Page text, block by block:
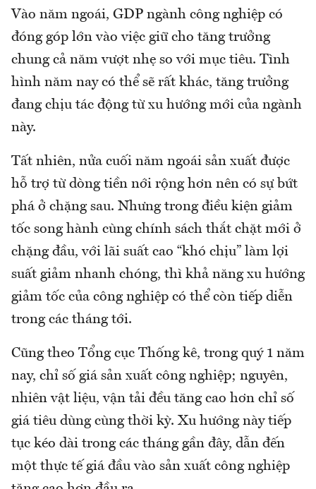
Vào năm ngoái, GDP ngành công nghiệp có
đóng góp lớn vào việc giữ cho tăng trưởng
chung cả năm vượt nhẹ so với mục tiêu. Tình
hình năm nay có thể sẽ rất khác, tăng trưởng
đang chịu tác động từ xu hướng mới của ngành
này.
Tất nhiên, nửa cuối năm ngoái sản xuất được
hỗ trợ từ dòng tiền nới rộng hơn nên có sự bứt
phá ở chặng sau. Nhưng trong điều kiện giảm
tốc song hành cùng chính sách thắt chặt mới ở
chặng đầu, với lãi suất cao “khó chịu” làm lợi
suất giảm nhanh chóng, thì khả năng xu hướng
giảm tốc của công nghiệp có thể còn tiếp diễn
trong các tháng tới.
Cũng theo Tổng cục Thống kê, trong quý 1 năm
nay, chỉ số giá sản xuất công nghiệp; nguyên,
nhiên vật liệu, vận tải đều tăng cao hơn chỉ số
giá tiêu dùng cùng thời kỳ. Xu hướng này tiếp
tục kéo dài trong các tháng gần đây, dẫn đến
một thực tế giá đầu vào sản xuất công nghiệp